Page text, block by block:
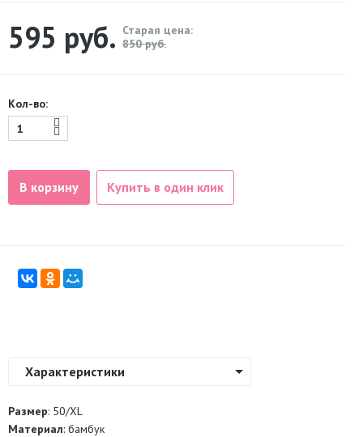
595 руб. Старая цена:
850 руб.
Кол-во:
В корзину Купить в один клик
Характеристики
Размер: 50/XL
Материал: бамбук